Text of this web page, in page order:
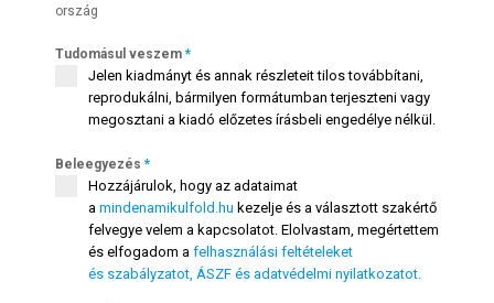
ország
Tudomásul veszem *
Jelen kiadmányt és annak részleteit tilos továbbítani,
reprodukálni, bármilyen formátumban terjeszteni vagy
megosztani a kiadó előzetes írásbeli engedélye nélkül.
Beleegyezés *
Hozzájárulok, hogy az adataimat
a mindenamikulfold.hu kezelje és a választott szakértő
felvegye velem a kapcsolatot. Elolvastam, megértettem
és elfogadom a felhasználási feltételeket
és szabályzatot, ÁSZF és adatvédelmi nyilatkozatot.